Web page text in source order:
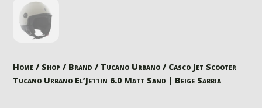
Home / Shop / Brand / Tucano Urbano / Casco Jet Scooter
Tucano Urbano El’Jettin 6.0 Matt Sand | Beige Sabbia